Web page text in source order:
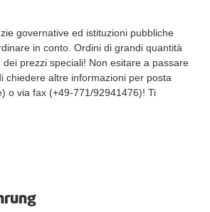
governative ed istituzioni pubbliche
in conto. Ordini di grandi quantità
prezzi speciali! Non esitare a passare
chiedere altre informazioni per posta
o via fax (+49-771/92941476)! Ti